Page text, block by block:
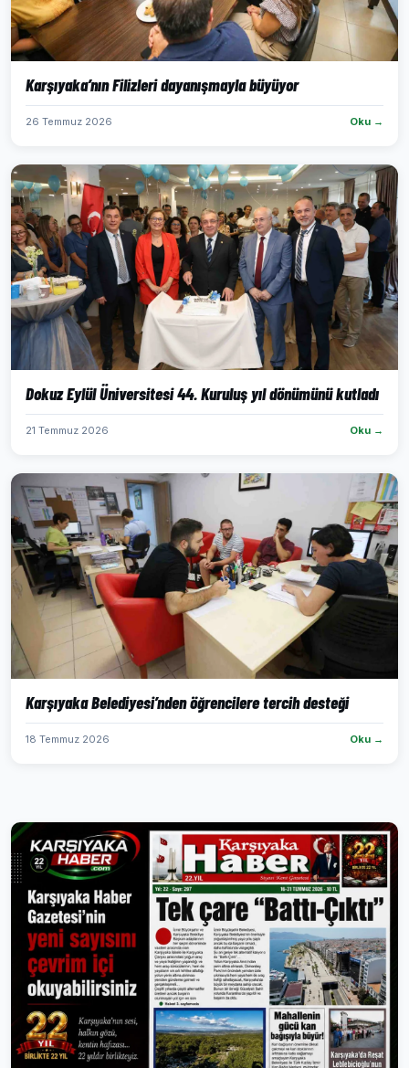
Karşıyaka’nın Filizleri dayanışmayla büyüyor
26 Temmuz 2026 Oku →
Dokuz Eylül Üniversitesi 44. Kuruluş yıl dönümünü kutladı
21 Temmuz 2026 Oku →
Karşıyaka Belediyesi’nden öğrencilere tercih desteği
18 Temmuz 2026 Oku →